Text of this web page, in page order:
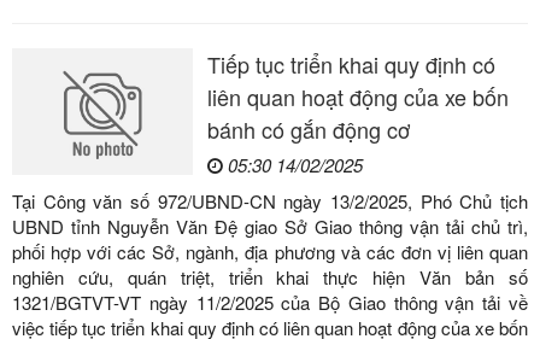
Tiếp tục triển khai quy định có
liên quan hoạt động của xe bốn
bánh có gắn động cơ
05:30 14/02/2025
Tại Công văn số 972/UBND-CN ngày 13/2/2025, Phó Chủ tịch
UBND tỉnh Nguyễn Văn Đệ giao Sở Giao thông vận tải chủ trì,
phối hợp với các Sở, ngành, địa phương và các đơn vị liên quan
nghiên cứu, quán triệt, triển khai thực hiện Văn bản số
1321/BGTVT-VT ngày 11/2/2025 của Bộ Giao thông vận tải về
việc tiếp tục triển khai quy định có liên quan hoạt động của xe bốn